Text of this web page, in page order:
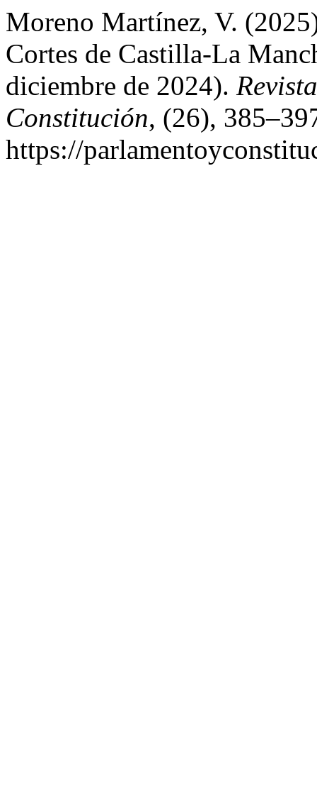
Moreno Martínez, V.
Cortes de Castilla-La
diciembre de 2024).
Constitución, (26),
https://